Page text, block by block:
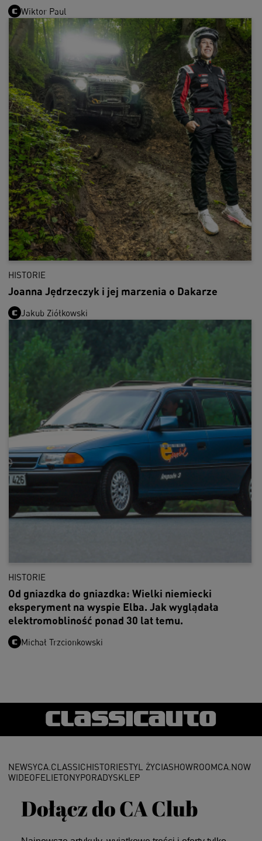
Wiktor Paul
HISTORIE
Joanna Jędrzeczyk i jej marzenia o Dakarze
Jakub Ziółkowski
HISTORIE
Od gniazdka do gniazdka: Wielki niemiecki
eksperyment na wyspie Elba. Jak wyglądała
elektromobliność ponad 30 lat temu.
Michał Trzcionkowski
Dołącz do CA Club
NEWSYCA.CLASSICHISTORIESTYL ŻYCIASHOWROOMCA.NOW
WIDEOFELIETONYPORADYSKLEP